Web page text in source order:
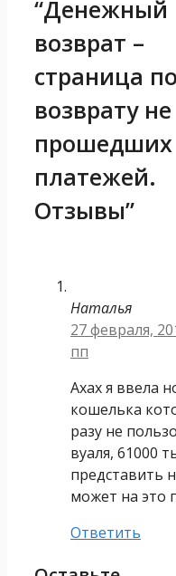
“Денежный
возврат –
страница по
возврату не
прошедших
платежей.
Отзывы”
Наталья
27 февраля,
пп
Ахах я ввела
кошелька
разу не
вуаля, 61000
представить
может на это
Ответить